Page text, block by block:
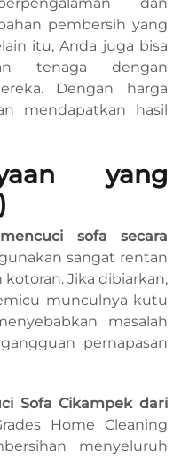
dan
pembersih yang
itu, Anda juga bisa
tenaga dengan
Dengan harga
mendapatkan hasil
yang
sofa secara
sangat rentan
Jika dibiarkan,
munculnya kutu
masalah
pernapasan
Sofa Cikampek dari
Home Cleaning
menyeluruh